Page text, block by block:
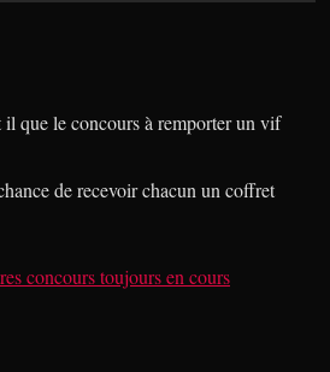
il que le concours à remporter un vif
de recevoir chacun un coffret
concours toujours en cours